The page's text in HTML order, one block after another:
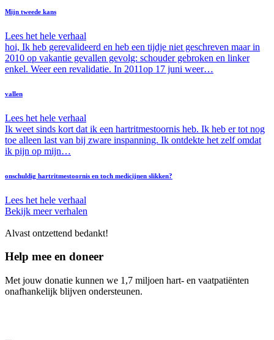
Mijn tweede kans
Lees het hele verhaal
hoi, Ik heb gerevalideerd en heb een tijdje niet geschreven maar in
2010 op vakantie gevallen gevolg: schouder gebroken en linker
enkel. Weer een revalidatie. In 2011op 17 juni weer…
vallen
Lees het hele verhaal
Ik weet sinds kort dat ik een hartritmestoornis heb. Ik heb er tot nog
toe alleen last van bij zware inspanning. Ik ontdekte het zelf omdat
ik pijn op mijn…
onschuldig hartritmestoornis en toch medicijnen slikken?
Lees het hele verhaal
Bekijk meer verhalen
Alvast ontzettend bedankt!
Help mee en doneer
Met jouw donatie kunnen we 1,7 miljoen hart- en vaatpatiënten
onafhankelijk blijven ondersteunen.